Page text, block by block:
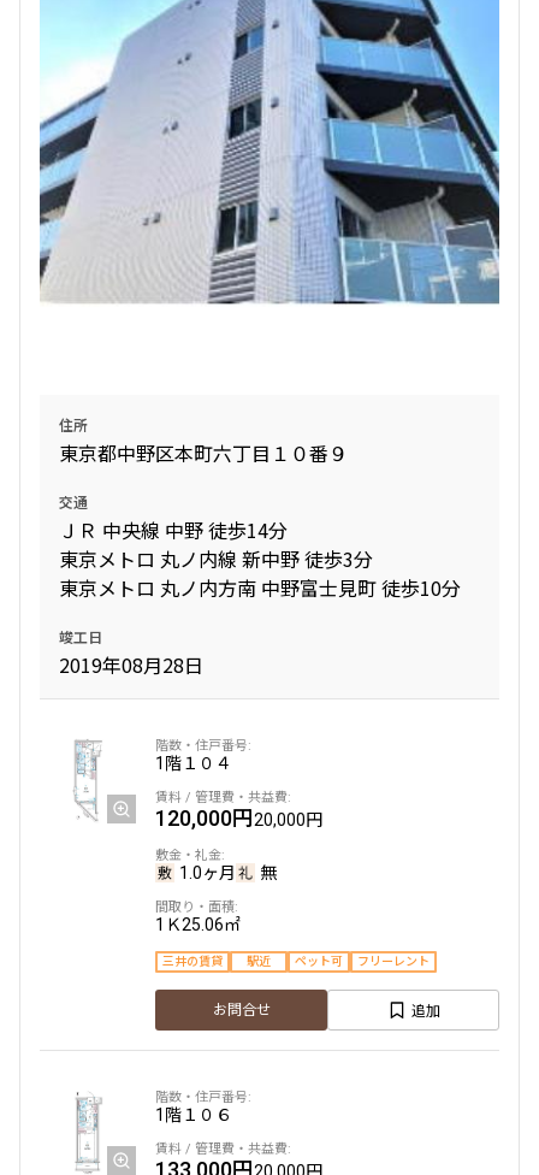
住所
東京都中野区本町六丁目１０番９
交通
ＪＲ 中央線 中野 徒歩14分
東京メトロ 丸ノ内線 新中野 徒歩3分
東京メトロ 丸ノ内方南 中野富士見町 徒歩10分
竣工日
2019年08月28日
1階１０４
120,000円20,000円
1.0ヶ月 無
1Ｋ25.06㎡
三井の賃貸 駅近 ペット可 フリーレント
お問合せ 追加
1階１０６
133,000円